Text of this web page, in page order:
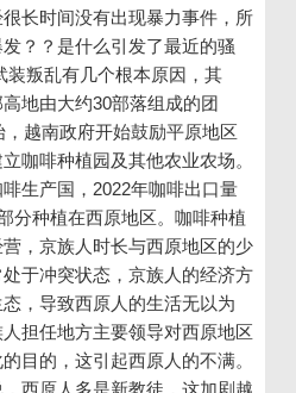
长时间没有出现暴力事件，所
？？是什么引发了最近的骚
装叛乱有几个根本原因，其
地由大约30部落组成的团
越南政府开始鼓励平原地区
咖啡种植园及其他农业农场。
生产国，2022年咖啡出口量
分种植在西原地区。咖啡种植
，京族人时长与西原地区的少
于冲突状态，京族人的经济方
，导致西原人的生活无以为
担任地方主要领导对西原地区
目的，这引起西原人的不满。
西原人多是新教徒，这加剧越